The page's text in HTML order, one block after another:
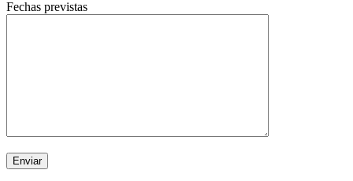
Fechas previstas